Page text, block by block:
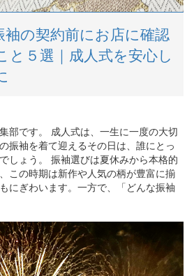
袖の契約前にお店に確認
と５選｜成人式を安心し
部です。 成人式は、一生に一度の大切
振袖を着て迎えるその日は、誰にとっ
しょう。 振袖選びは夏休みから本格的
この時期は新作や人気の柄が豊富に揃
にぎわいます。一方で、「どんな振袖